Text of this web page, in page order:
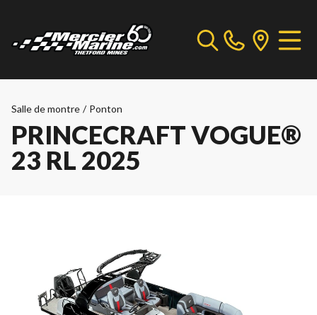
Salle de montre / Ponton
PRINCECRAFT VOGUE®
23 RL 2025